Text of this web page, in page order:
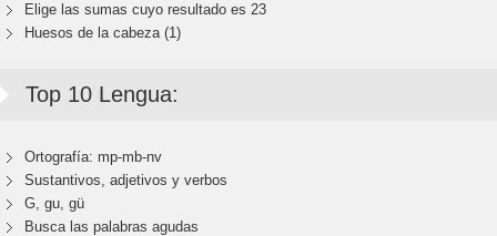
Elige las sumas cuyo resultado es 23
Huesos de la cabeza (1)
Top 10 Lengua:
Ortografía: mp-mb-nv
Sustantivos, adjetivos y verbos
G, gu, gü
Busca las palabras agudas